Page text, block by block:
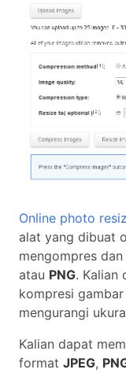
Online photo
alat yang dibuat
mengompres
atau PNG. Kalian
kompresi
mengurangi
Kalian dapat
format JPEG,